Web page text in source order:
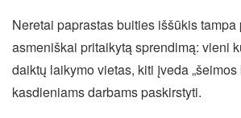
Neretai paprastas buities iššūkis tampa
asmeniškai pritaikytą sprendimą: vieni
daiktų laikymo vietas, kiti įveda
kasdieniams darbams paskirstyti.